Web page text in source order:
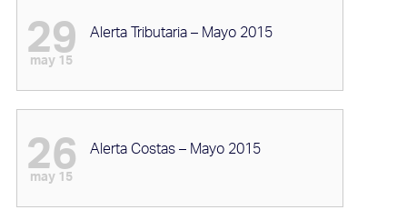
29
may 15
Alerta Tributaria – Mayo 2015
26
may 15
Alerta Costas – Mayo 2015